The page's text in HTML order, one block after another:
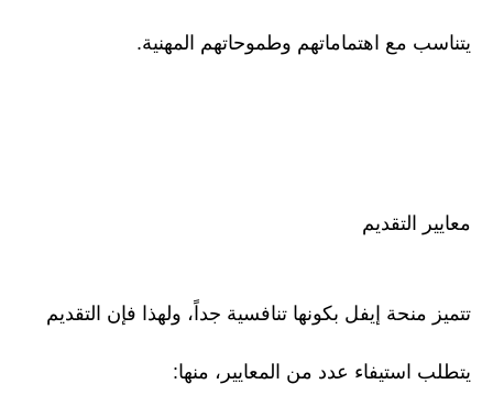
يتناسب مع اهتماماتهم وطموحاتهم المهنية.
معايير التقديم
تتميز منحة إيفل بكونها تنافسية جداً، ولهذا فإن التقديم
يتطلب استيفاء عدد من المعايير، منها: